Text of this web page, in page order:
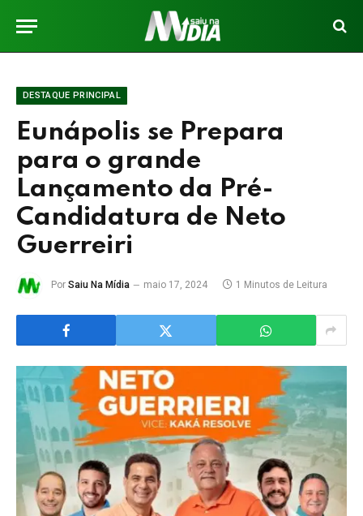
DESTAQUE PRINCIPAL
Eunápolis se Prepara
para o grande
Lançamento da Pré-
Candidatura de Neto
Guerreiri
Por Saiu Na Mídia maio 17, 2024 1 Minutos de Leitura